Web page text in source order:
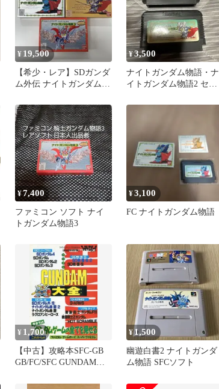
¥ 19,500
【希少・レア】SDガンダ
ム外伝 ナイトガンダム物
ュータ
¥3,500
ナイトガンダム物語・ナ
イトガンダム物語2 セッ
¥7,400
ファミコン ソフト ナイ
トガンダム物語3
¥3,100
FC ナイトガンダム物語
¥ 1,700
【中古】攻略本SFC-GB
GB/FC/SFC GUNDAM大
¥1,500
幽遊白書2 ナイトガンダ
ム物語 SFCソフト